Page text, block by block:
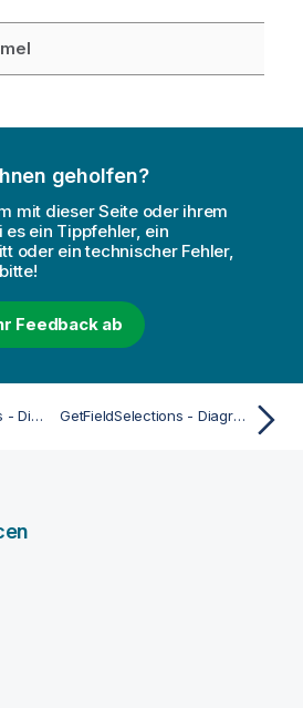
geholfen?
mit dieser Seite oder ihrem
ein Tippfehler, ein
oder ein technischer Fehler,
Feedback ab
GetCurrentSelections - Diagrammfunktion GetFieldSelections - Diagrammfunktion